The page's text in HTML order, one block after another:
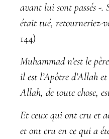
avant lui sont passés -.
était tué, retourneriez-
144)
Muhammad n’est le
il est l’Apôtre d’Allah et
Allah, de toute chose,
Et ceux qui ont cru et
et ont cru en ce qui a